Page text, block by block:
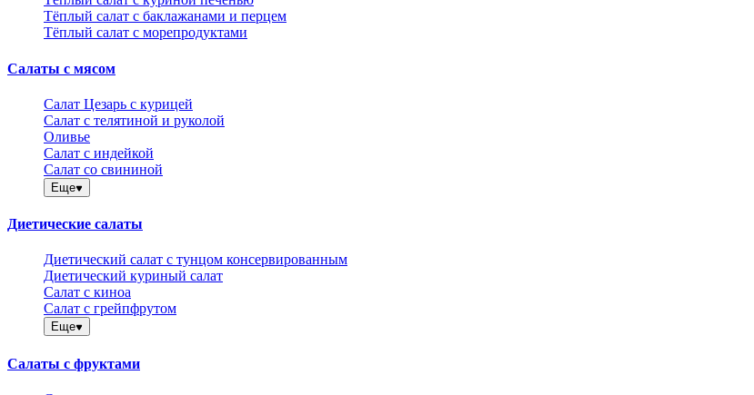
Тёплый салат с баклажанами и перцем
Тёплый салат с морепродуктами
Салаты с мясом
Салат Цезарь с курицей
Салат с телятиной и руколой
Оливье
Салат с индейкой
Салат со свининой
Еще
Диетические салаты
Диетический салат с тунцом консервированным
Диетический куриный салат
Салат с киноа
Салат с грейпфрутом
Еще
Салаты с фруктами